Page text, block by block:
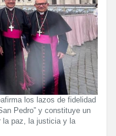
los lazos de fidelidad
Pedro” y constituye un
la paz, la justicia y la